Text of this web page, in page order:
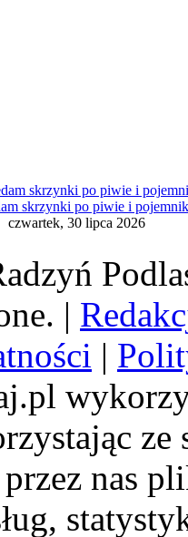
skrzynki po piwie i
czwartek, 30 lipca 2026
|
|
nas